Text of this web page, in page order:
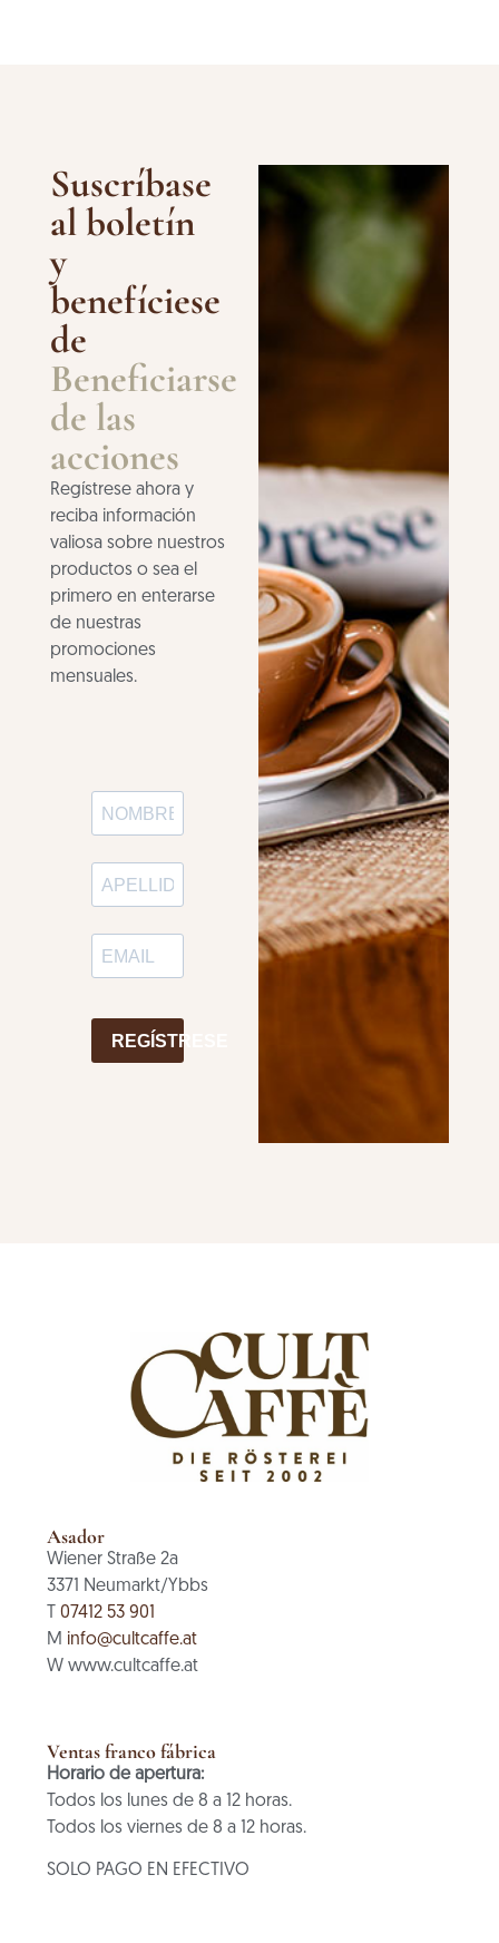
Suscríbase
al boletín
y
benefíciese
de
Beneficiarse
de las
acciones
Regístrese ahora y
reciba información
valiosa sobre nuestros
productos o sea el
primero en enterarse
de nuestras
promociones
mensuales.
REGÍSTRESE
Asador
Wiener Straße 2a
3371 Neumarkt/Ybbs
T07412 53 901
M info@cultcaffe.at
W www.cultcaffe.at
Ventas franco fábrica
Horario de apertura:
Todos los lunes de 8 a 12 horas.
Todos los viernes de 8 a 12 horas.
SOLO PAGO EN EFECTIVO